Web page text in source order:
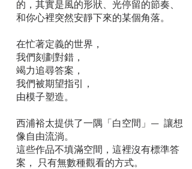
的，其實是風的形狀、光停留的節奏、
和你心裡突然安靜下來的某個角落。
在忙著定義的世界，
我們刻劃對錯，
竭力追尋答案，
我們被期望指引，
由模子塑造。
西浦裕太提供了一隅「白空間」— 讓想
像自由流淌。
這些作品不填滿空間，這裡沒有標準答
案， 只有無數種觀看的方式。